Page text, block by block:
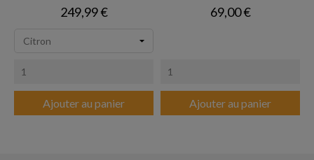
Prix
249,99 €
Ajouter au panier
Prix
69,00 €
Ajouter au panier